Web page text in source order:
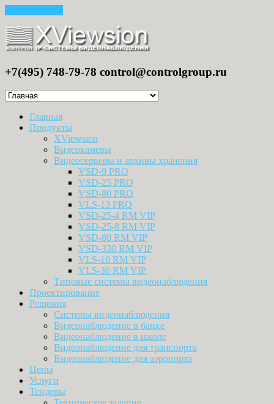
+7(495) 748-79-78 control@controlgroup.ru
Главная
Продукты
XViewsion
Видеокамеры
Видеосерверы и архивы хранения
VSD-9 PRO
VSD-25 PRO
VSD-80 PRO
VLS-13 PRO
VSD-25-4 RM VIP
VSD-25-8 RM VIP
VSD-80 RM VIP
VSD-330 RM VIP
VLS-16 RM VIP
VLS-36 RM VIP
Типовые системы видеонаблюдения
Проектирование
Решения
Системы видеонаблюдения
Видеонаблюдение в банке
Видеонаблюдение в школе
Видеонаблюдение для транспорта
Видеонаблюдение для аэропорта
Цены
Услуги
Тендеры